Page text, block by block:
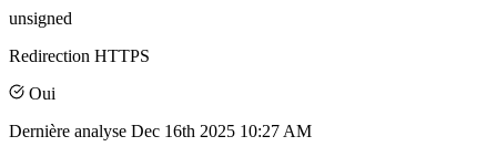
unsigned
Redirection HTTPS
Oui
Dernière analyse Dec 16th 2025 10:27 AM